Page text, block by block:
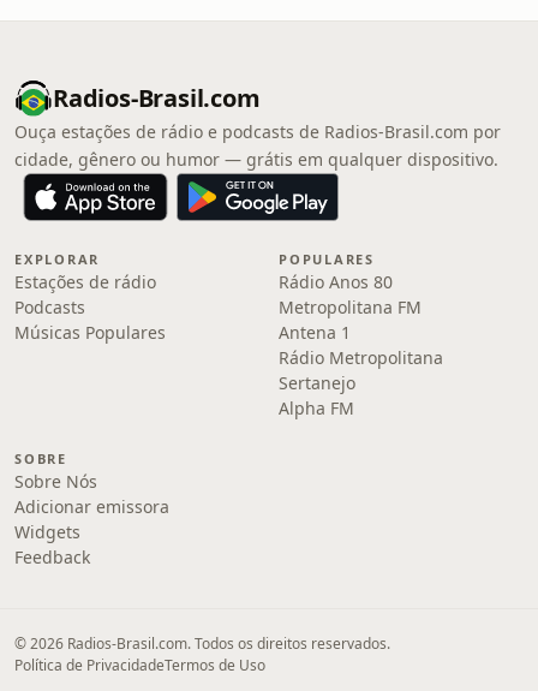
Radios-Brasil.com
Ouça estações de rádio e podcasts de Radios-Brasil.com por
cidade, gênero ou humor — grátis em qualquer dispositivo.
EXPLORAR
Estações de rádio
Podcasts
Músicas Populares
POPULARES
Rádio Anos 80
Metropolitana FM
Antena 1
Rádio Metropolitana
Sertanejo
Alpha FM
SOBRE
Sobre Nós
Adicionar emissora
Widgets
Feedback
© 2026 Radios-Brasil.com. Todos os direitos reservados.
Política de PrivacidadeTermos de Uso